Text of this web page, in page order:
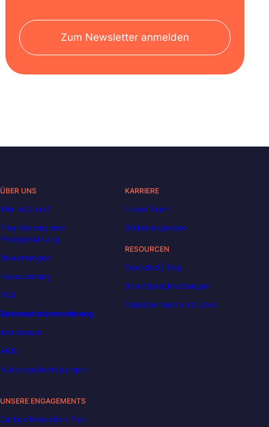
Zum Newsletter anmelden
ÜBER UNS
Wer ist Liora?
Finanzierung und
Preisgestaltung
Bewertungen
Hausordnung
FAQ
Datenschutzverordnung
Impressum
AGB
Nutzungsbedingungen
KARRIERE
Unser Team
Stellenangebote
RESOURCEN
Decoded | Blog
Berufsbeschreibungen
DataScientest wird Liora
UNSERE ENGAGEMENTS
Carbon Reduction Plan